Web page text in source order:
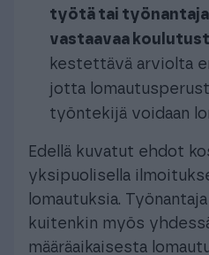
työtä tai
vastaavaa
kestettävä arviolta
jotta
työntekijä voidaan
Edellä kuvatut ehdot
yksipuolisella
lomautuksia.
kuitenkin myös
määräaikaisesta